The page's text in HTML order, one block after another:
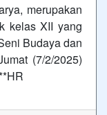
merupakan
kelas XII yang
Budaya dan
(7/2/2025)